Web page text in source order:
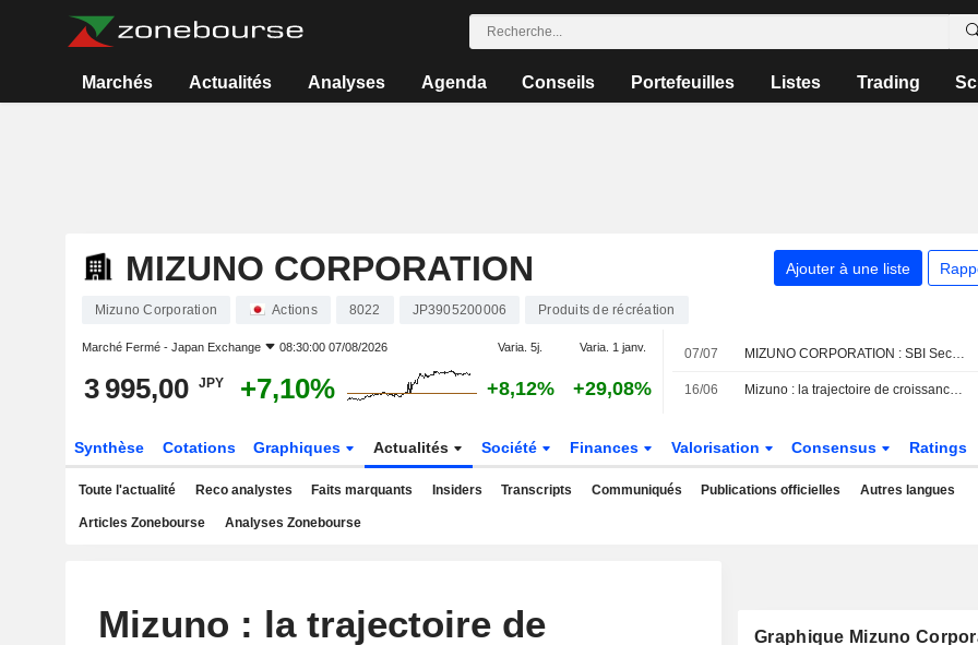
Marchés Actualités Analyses Agenda Conseils Portefeuilles Listes Trading
MIZUNO CORPORATION Ajouter à une liste
Mizuno Corporation Actions 8022 JP3905200006 Produits de récréation
Marché Fermé - Japan Exchange 08:30:00 07/08/2026 Varia. 5j. Varia. 1 janv.
3 995,00 JPY +7,10% +8,12% +29,08%
07/07 MIZUNO CORPORATION : SBI Securities relève son opinion
16/06 Mizuno : la trajectoire de croissance se concrétise
Synthèse Cotations Graphiques Actualités Société Finances Valorisation Consensus Ratings
Toute l'actualité Reco analystes Faits marquants Insiders Transcripts Communiqués Publications officielles Autres langues
Articles Zonebourse Analyses Zonebourse
Mizuno : la trajectoire de
Graphique Mizuno